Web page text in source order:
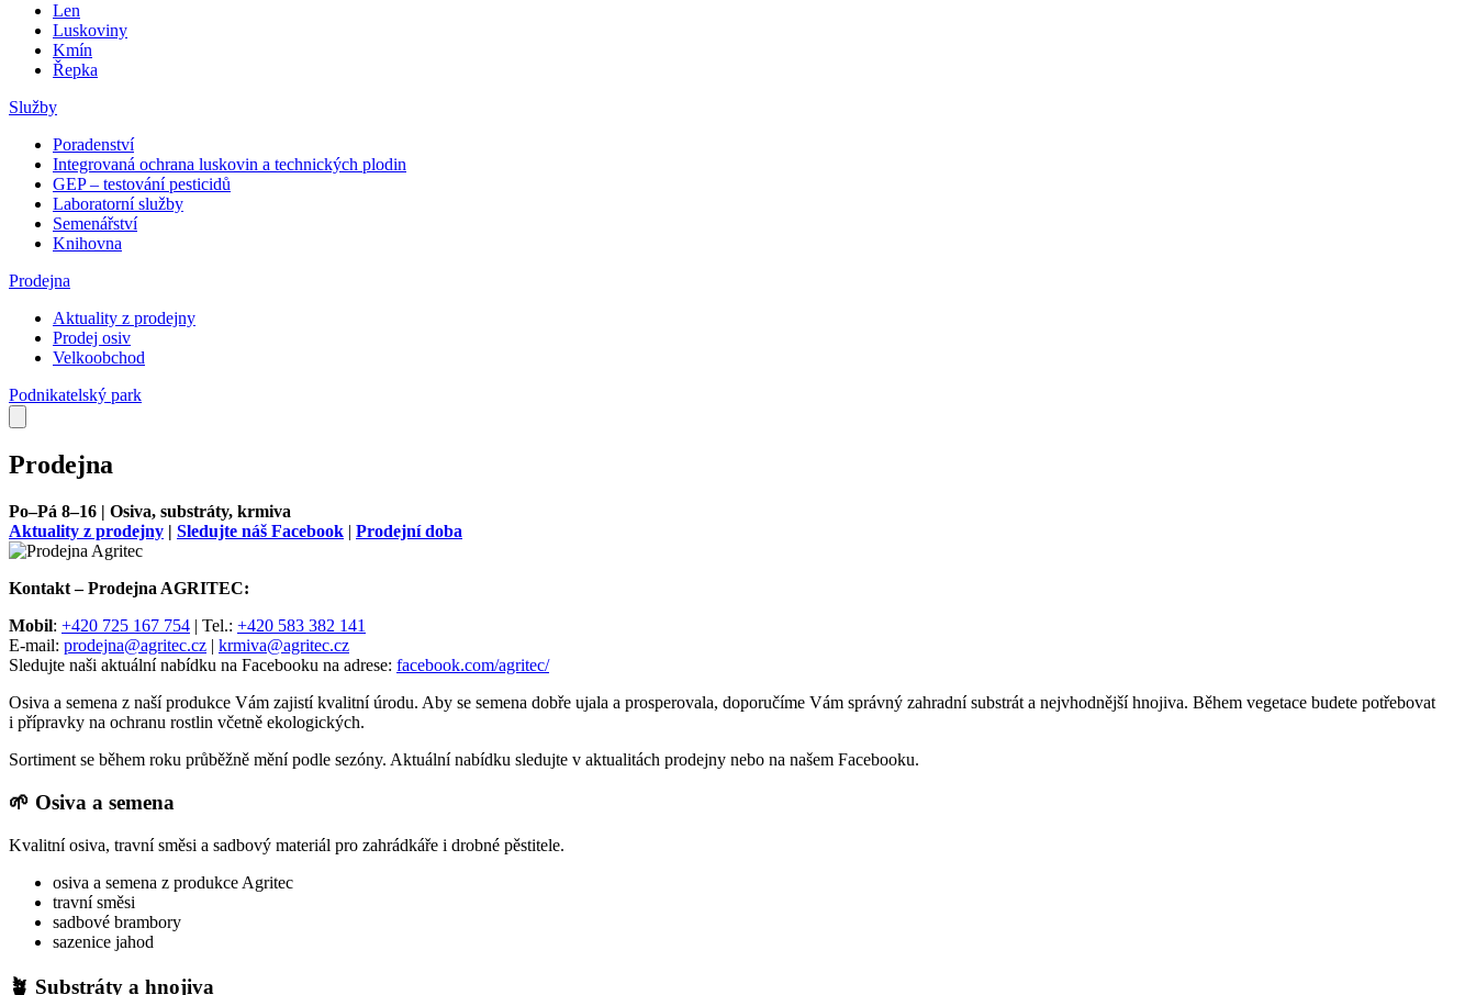
Len
Luskoviny
Kmín
Řepka
Služby
Poradenství
Integrovaná ochrana luskovin a technických plodin
GEP – testování pesticidů
Laboratorní služby
Semenářství
Knihovna
Prodejna
Aktuality z prodejny
Prodej osiv
Velkoobchod
Podnikatelský park
Prodejna
Po–Pá 8–16 | Osiva, substráty, krmiva
Aktuality z prodejny | Sledujte náš Facebook | Prodejní doba
Kontakt – Prodejna AGRITEC:
Mobil: +420 725 167 754 | Tel.: +420 583 382 141
E-mail: prodejna@agritec.cz | krmiva@agritec.cz
Sledujte naši aktuální nabídku na Facebooku na adrese: facebook.com/agritec/
Osiva a semena z naší produkce Vám zajistí kvalitní úrodu. Aby se semena dobře ujala a prosperovala, doporučíme Vám správný zahradní substrát a nejvhodnější hnojiva. Během vegetace budete potřebovat
i přípravky na ochranu rostlin včetně ekologických.
Sortiment se během roku průběžně mění podle sezóny. Aktuální nabídku sledujte v aktualitách prodejny nebo na našem Facebooku.
🌱 Osiva a semena
Kvalitní osiva, travní směsi a sadbový materiál pro zahrádkáře i drobné pěstitele.
osiva a semena z produkce Agritec
travní směsi
sadbové brambory
sazenice jahod
🪴 Substráty a hnojiva